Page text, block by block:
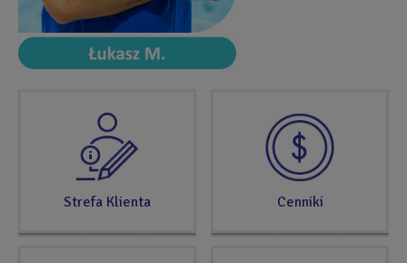
SPRAWDŹ
Strefa Klienta Cenniki